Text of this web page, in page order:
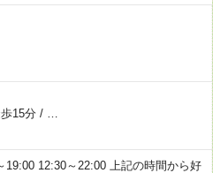
15分/
19:00 12:30～22:00 上記の時間から好